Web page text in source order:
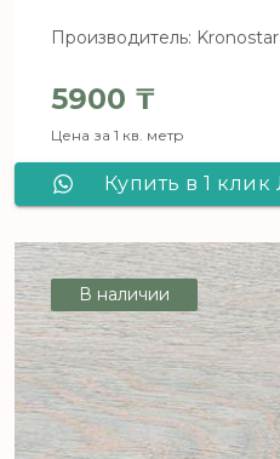
Производитель: Kronostar
5900 ₸
Цена за 1 кв. метр
Купить в 1
В наличии